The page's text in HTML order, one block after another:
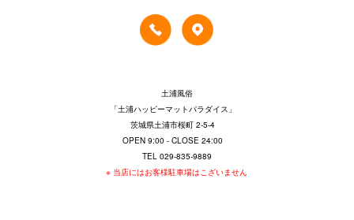
土浦風俗
「土浦ハッピーマットパラダイス」
茨城県土浦市桜町 2-5-4
OPEN 9:00 - CLOSE 24:00
TEL 029-835-9889
※ 当店にはお客様駐車場はこざいません